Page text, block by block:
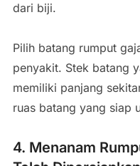
dari biji.
Pilih batang rumput
penyakit. Stek batang
memiliki panjang
ruas batang yang siap
4. Menanam